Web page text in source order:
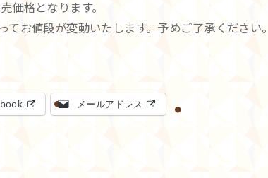
価格となります。
てお値段が変動いたします。予めご了承ください。
メールアドレス